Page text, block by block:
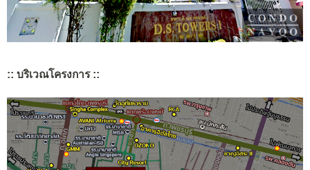
:: บริเวณโครงการ ::